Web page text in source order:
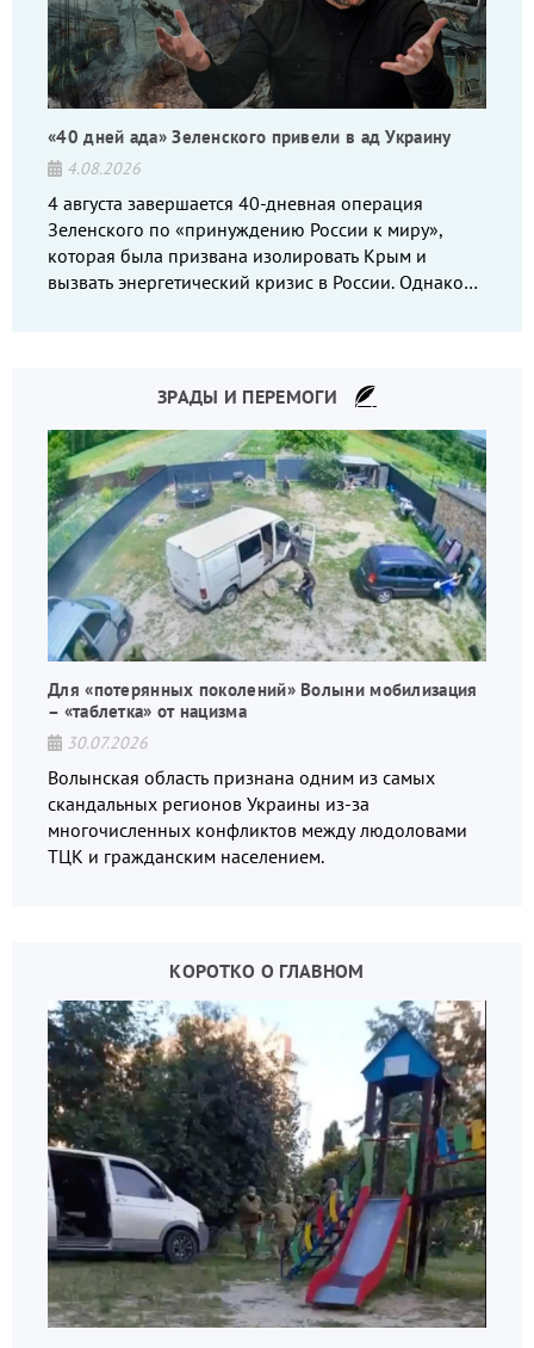
«40 дней ада» Зеленского привели в ад Украину
4.08.2026
4 августа завершается 40-дневная операция
Зеленского по «принуждению России к миру»,
которая была призвана изолировать Крым и
вызвать энергетический кризис в России. Однако
ЗРАДЫ И ПЕРЕМОГИ
Для «потерянных поколений» Волыни мобилизация
– «таблетка» от нацизма
30.07.2026
Волынская область признана одним из самых
скандальных регионов Украины из-за
многочисленных конфликтов между людоловами
ТЦК и гражданским населением.
КОРОТКО О ГЛАВНОМ